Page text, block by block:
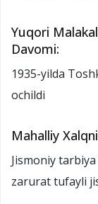
Yuqori
Davomi:
1935-yilda
ochildi
Mahalliy
Jismoniy
zarurat tufayli